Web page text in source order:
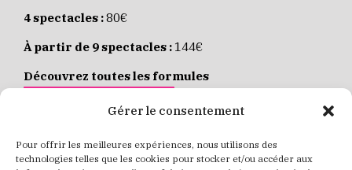
Gérer le consentement
Pour offrir les meilleures expériences, nous utilisons des
technologies telles que les cookies pour stocker et/ou accéder aux
4 spectacles :80€
À partir de 9 spectacles : 144€
Découvrez toutes les formules
JE M’ABONNE EN LIGNE
Places individuelles :de 8 à 35€